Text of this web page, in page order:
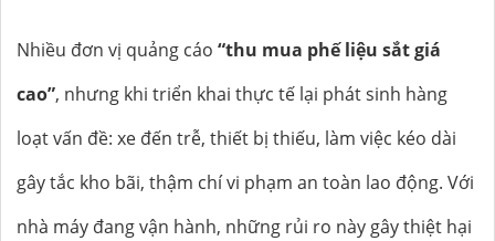
Nhiều đơn vị quảng cáo “thu mua phế liệu sắt giá
cao”, nhưng khi triển khai thực tế lại phát sinh hàng
loạt vấn đề: xe đến trễ, thiết bị thiếu, làm việc kéo dài
gây tắc kho bãi, thậm chí vi phạm an toàn lao động. Với
nhà máy đang vận hành, những rủi ro này gây thiệt hại